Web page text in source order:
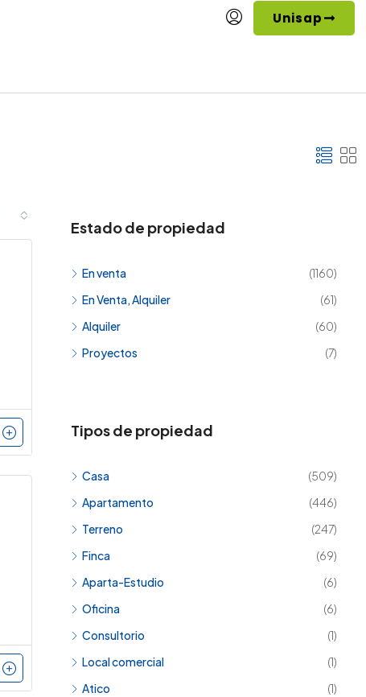
Unisap
Estado de propiedad
En venta
(1160)
En Venta, Alquiler
(61)
Alquiler
(60)
Proyectos
(7)
Tipos de propiedad
Casa
(509)
Apartamento
(446)
Terreno
(247)
Finca
(69)
Aparta-Estudio
(6)
Oficina
(6)
Consultorio
(1)
Local comercial
(1)
Atico
(1)